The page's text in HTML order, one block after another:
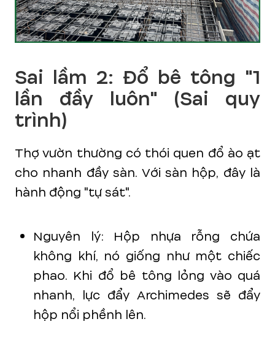
Sai lầm 2: Đổ bê tông "1
lần đầy luôn" (Sai quy
trình)
Thợ vườn thường có thói quen đổ ào ạt
cho nhanh đầy sàn. Với sàn hộp, đây là
hành động "tự sát".
Nguyên lý: Hộp nhựa rỗng chứa
không khí, nó giống như một chiếc
phao. Khi đổ bê tông lỏng vào quá
nhanh, lực đẩy Archimedes sẽ đẩy
hộp nổi phềnh lên.